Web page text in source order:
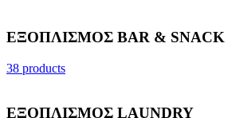
ΕΞΟΠΛΙΣΜΟΣ BAR & SNACK
38 products
ΕΞΟΠΛΙΣΜΟΣ LAUNDRY